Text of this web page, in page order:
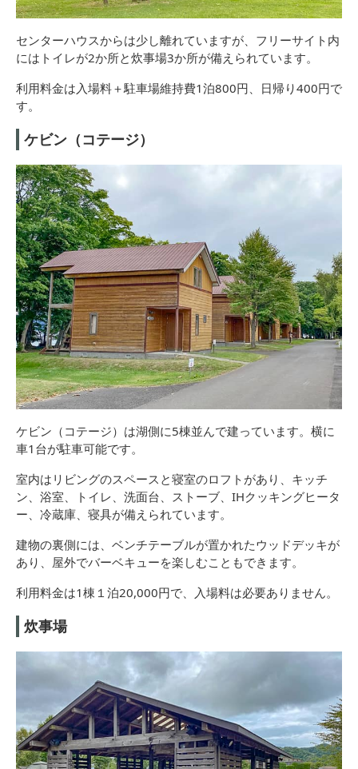
センターハウスからは少し離れていますが、フリーサイト内
にはトイレが2か所と炊事場3か所が備えられています。
利用料金は入場料＋駐車場維持費1泊800円、日帰り400円で
す。
ケビン（コテージ）
ケビン（コテージ）は湖側に5棟並んで建っています。横に
車1台が駐車可能です。
室内はリビングのスペースと寝室のロフトがあり、キッチ
ン、浴室、トイレ、洗面台、ストーブ、IHクッキングヒータ
ー、冷蔵庫、寝具が備えられています。
建物の裏側には、ベンチテーブルが置かれたウッドデッキが
あり、屋外でバーベキューを楽しむこともできます。
利用料金は1棟１泊20,000円で、入場料は必要ありません。
炊事場